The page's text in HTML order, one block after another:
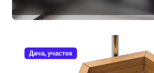
Дача, участок